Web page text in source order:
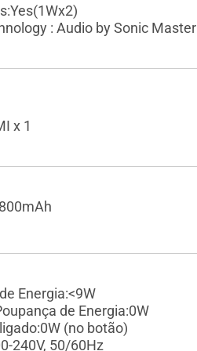
: Audio by Sonic Master
x 1
Energia:<9W
de Energia:0W
(no botão)
240V, 50/60Hz